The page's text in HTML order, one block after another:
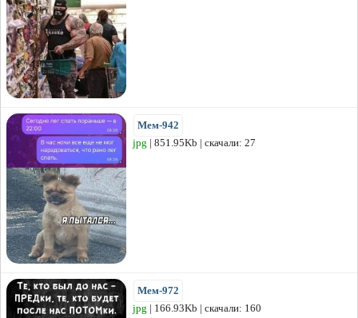
Мем-942
jpg | 851.95Kb | скачали: 27
Мем-972
jpg | 166.93Kb | скачали: 160